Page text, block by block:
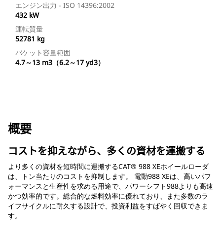
エンジン出力 - ISO 14396:2002
432 kW
運転質量
52781 kg
バケット容量範囲
4.7～13 m3（6.2～17 yd3）
概要
コストを抑えながら、多くの資材を運搬する
より多くの資材を短時間に運搬するCAT® 988 XEホイールローダ
は、トン当たりのコストを抑制します。 電動988 XEは、高いパフ
ォーマンスと生産性を求める用途で、パワーシフト988よりも高速
かつ効率的です。総合的な燃料効率に優れており、また多数のラ
イフサイクルに耐久する設計で、投資利益をすばやく回収できま
す。